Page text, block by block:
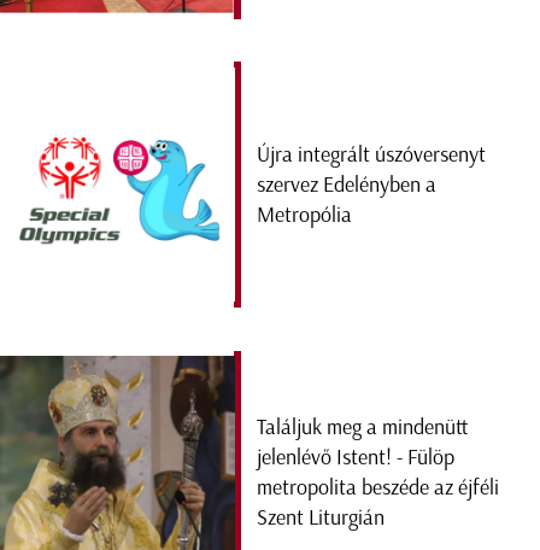
Újra integrált úszóversenyt
szervez Edelényben a
Metropólia
Találjuk meg a mindenütt
jelenlévő Istent! - Fülöp
metropolita beszéde az éjféli
Szent Liturgián